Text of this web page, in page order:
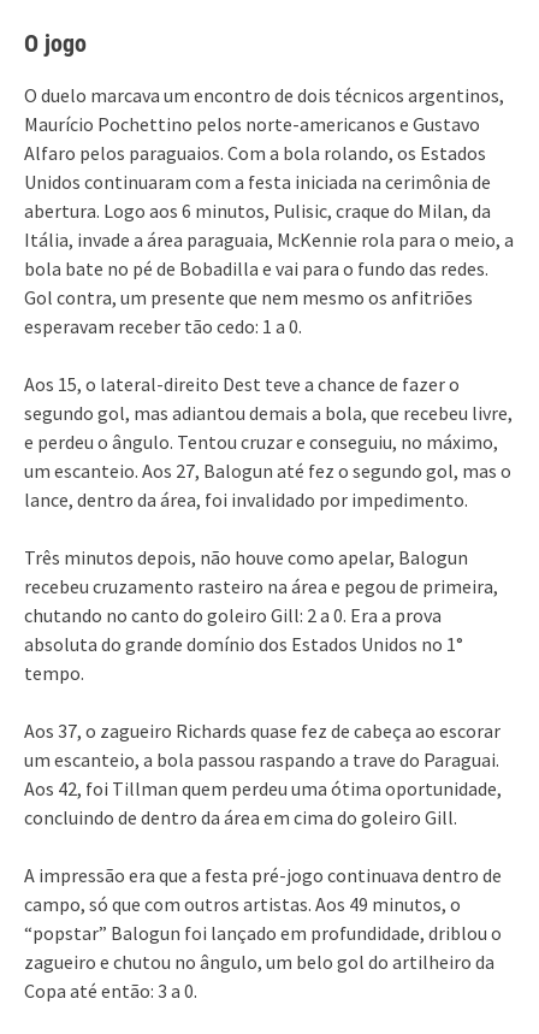
O jogo
O duelo marcava um encontro de dois técnicos argentinos,
Maurício Pochettino pelos norte-americanos e Gustavo
Alfaro pelos paraguaios. Com a bola rolando, os Estados
Unidos continuaram com a festa iniciada na cerimônia de
abertura. Logo aos 6 minutos, Pulisic, craque do Milan, da
Itália, invade a área paraguaia, McKennie rola para o meio, a
bola bate no pé de Bobadilla e vai para o fundo das redes.
Gol contra, um presente que nem mesmo os anfitriões
esperavam receber tão cedo: 1 a 0.
Aos 15, o lateral-direito Dest teve a chance de fazer o
segundo gol, mas adiantou demais a bola, que recebeu livre,
e perdeu o ângulo. Tentou cruzar e conseguiu, no máximo,
um escanteio. Aos 27, Balogun até fez o segundo gol, mas o
lance, dentro da área, foi invalidado por impedimento.
Três minutos depois, não houve como apelar, Balogun
recebeu cruzamento rasteiro na área e pegou de primeira,
chutando no canto do goleiro Gill: 2 a 0. Era a prova
absoluta do grande domínio dos Estados Unidos no 1°
tempo.
Aos 37, o zagueiro Richards quase fez de cabeça ao escorar
um escanteio, a bola passou raspando a trave do Paraguai.
Aos 42, foi Tillman quem perdeu uma ótima oportunidade,
concluindo de dentro da área em cima do goleiro Gill.
A impressão era que a festa pré-jogo continuava dentro de
campo, só que com outros artistas. Aos 49 minutos, o
“popstar” Balogun foi lançado em profundidade, driblou o
zagueiro e chutou no ângulo, um belo gol do artilheiro da
Copa até então: 3 a 0.